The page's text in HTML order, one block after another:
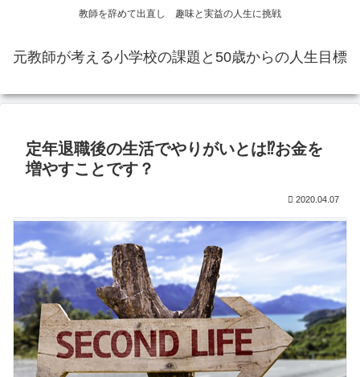
教師を辞めて出直し 趣味と実益の人生に挑戦
元教師が考える小学校の課題と50歳からの人生目標
定年退職後の生活でやりがいとは⁉お金を
増やすことです？
2020.04.07